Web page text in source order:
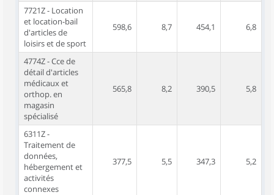
7721Z - Location
et location-bail
d'articles de
loisirs et de sport
598,6 8,7 454,1 6,8
4774Z - Cce de
détail d'articles
médicaux et
orthop. en
magasin
spécialisé
565,8 8,2 390,5 5,8
6311Z -
Traitement de
données,
hébergement et
activités
connexes
377,5 5,5 347,3 5,2